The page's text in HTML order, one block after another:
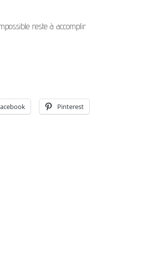
reste à accomplir
Pinterest